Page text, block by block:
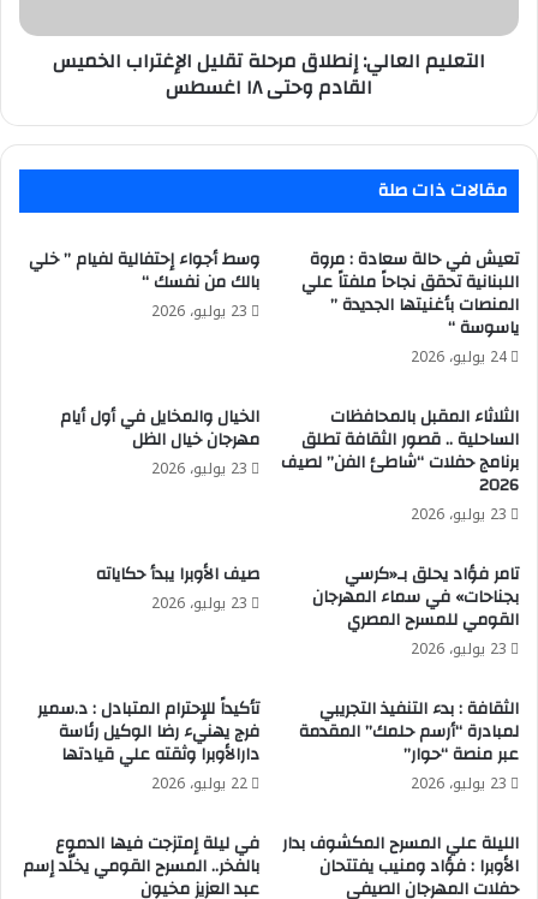
وحتى
التعليم العالي: إنطلاق مرحلة تقليل الإغتراب الخميس
القادم وحتى ١٨ اغسطس
مقالات ذات صلة
تعيش في حالة سعادة : مروة
اللبنانية تحقق نجاحاً ملفتاً علي
المنصات بأغنيتها الجديدة ”
ياسوسة “
24 يوليو، 2026
وسط أجواء إحتفالية لفيام ” خلي
بالك من نفسك “
23 يوليو، 2026
الثلاثاء المقبل بالمحافظات
الساحلية .. قصور الثقافة تطلق
برنامج حفلات “شاطئ الفن” لصيف
2026
23 يوليو، 2026
الخيال والمخايل في أول أيام
مهرجان خيال الظل
23 يوليو، 2026
تامر فؤاد يحلق بـ«كرسي
بجناحات» في سماء المهرجان
القومي للمسرح المصري
23 يوليو، 2026
صيف الأوبرا يبدأ حكاياته
23 يوليو، 2026
الثقافة : بدء التنفيذ التجريبي
لمبادرة “أرسم حلمك” المقدمة
عبر منصة “حوار”
23 يوليو، 2026
تأكيداً للإحترام المتبادل : د.سمير
فرج يهنيء رضا الوكيل رئاسة
دارالأوبرا وثقته علي قيادتها
22 يوليو، 2026
الليلة علي المسرح المكشوف بدار
الأوبرا : فؤاد ومنيب يفتتحان
حفلات المهرجان الصيفي
في ليلة إمتزجت فيها الدموع
بالفخر.. المسرح القومي يخلّد إسم
عبد العزيز مخيون